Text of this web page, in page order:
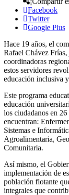
Facebook
Twitter
Google Plus
Hace 19 años, el
Rafael Chávez
coordinadoras
estos servidores
educación inclusiva
Este programa
educación
los ciudadanos en
encuentran:
Sistemas e
Agroalimentaria,
Comunitaria.
Así mismo, el
implementación de
población flotante
integrales que